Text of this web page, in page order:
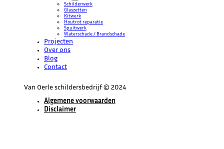
Schilderwerk
Glaszetten
Kitwerk
Houtrot reparatie
Spuitwerk
Waterschade / Brandschade
Projecten
Over ons
Blog
Contact
Van Oerle schildersbedrijf © 2024
Algemene voorwaarden
Disclaimer